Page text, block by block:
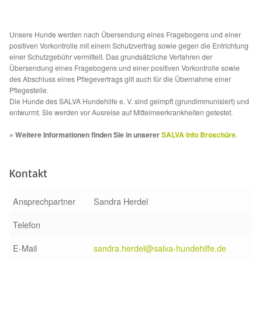
Fördermitgliedschaft
Tierschutz
Auslandstierschutz
Schutzgebühr
Unsere Notnasen
Notnasen in Deutschland
Unsere Hunde werden nach Übersendung eines Fragebogens und einer
positiven Vorkontrolle mit einem Schutzvertrag sowie gegen die Entrichtung
einer Schutzgebühr vermittelt. Das grundsätzliche Verfahren der
Übersendung eines Fragebogens und einer positiven Vorkontrolle sowie
des Abschluss eines Pflegevertrags gilt auch für die Übernahme einer
Pflegestelle.
Die Hunde des SALVA Hundehilfe e. V. sind geimpft (grundimmunisiert) und
entwurmt. Sie werden vor Ausreise auf Mittelmeerkrankheiten getestet.
» Weitere Informationen finden Sie in unsererSALVA Info Broschüre.
Kontakt
Ansprechpartner
Sandra Herdel
Telefon
E-Mail
sandra.herdel@salva-hundehilfe.de